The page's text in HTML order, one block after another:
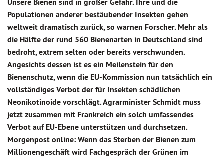
Unsere Bienen sind in großer Gefahr. Ihre und die
Populationen anderer bestäubender Insekten gehen
weltweit dramatisch zurück, so warnen Forscher. Mehr als
die Hälfte der rund 560 Bienenarten in Deutschland sind
bedroht, extrem selten oder bereits verschwunden.
Angesichts dessen ist es ein Meilenstein für den
Bienenschutz, wenn die EU-Kommission nun tatsächlich ein
vollständiges Verbot der für Insekten schädlichen
Neonikotinoide vorschlägt. Agrarminister Schmidt muss
jetzt zusammen mit Frankreich ein solch umfassendes
Verbot auf EU-Ebene unterstützen und durchsetzen.
Morgenpost online: Wenn das Sterben der Bienen zum
Millionengeschäft wird Fachgespräch der Grünen im